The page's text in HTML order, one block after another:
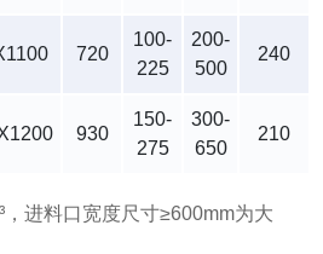
720
100-
225
200-
500
240
930
150-
275
300-
650
210
进料口宽度尺寸≥600mm为大